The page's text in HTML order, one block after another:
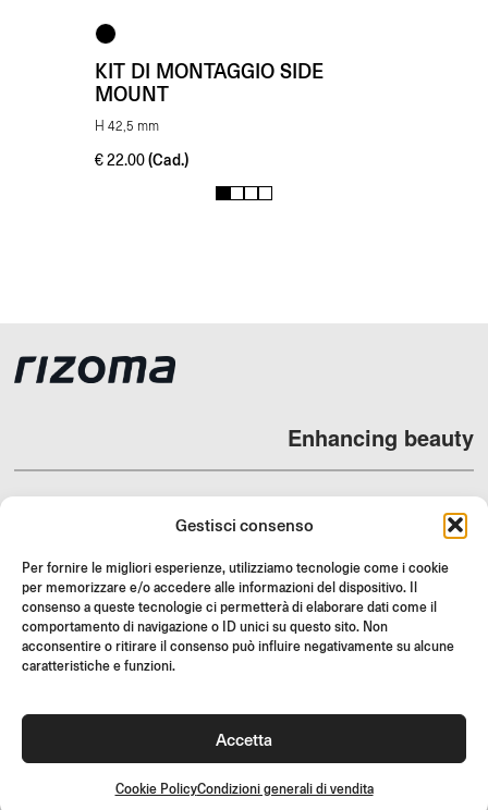
Gestisci consenso
Per fornire le migliori esperienze, utilizziamo tecnologie come i cookie
per memorizzare e/o accedere alle informazioni del dispositivo. Il
consenso a queste tecnologie ci permetterà di elaborare dati come il
comportamento di navigazione o ID unici su questo sito. Non
acconsentire o ritirare il consenso può influire negativamente su alcune
caratteristiche e funzioni.
Accetta
Cookie PolicyCondizioni generali di vendita
KIT DI MONTAGGIO SIDE
MOUNT
H 42,5 mm
€22.00 (Cad.)
1 2 3 4
Enhancing beauty
DEALERS
SUPPORT & FAQ
RESI
ISTRUZIONI DI MONTAGGIO
LIMITED OFFERS
Unisciti alla community Rizoma e accedi a contenuti esclusivi e
offerte speciali!